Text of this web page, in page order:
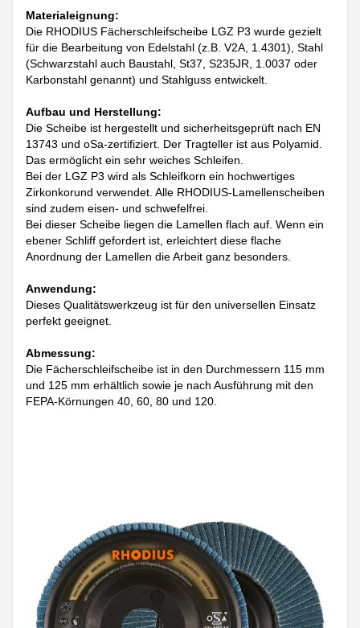
Materialeignung:
Die RHODIUS Fächerschleifscheibe LGZ P3 wurde gezielt
für die Bearbeitung von Edelstahl (z.B. V2A, 1.4301), Stahl
(Schwarzstahl auch Baustahl, St37, S235JR, 1.0037 oder
Karbonstahl genannt) und Stahlguss entwickelt.
Aufbau und Herstellung:
Die Scheibe ist hergestellt und sicherheitsgeprüft nach EN
13743 und oSa-zertifiziert. Der Tragteller ist aus Polyamid.
Das ermöglicht ein sehr weiches Schleifen.
Bei der LGZ P3 wird als Schleifkorn ein hochwertiges
Zirkonkorund verwendet. Alle RHODIUS-Lamellenscheiben
sind zudem eisen- und schwefelfrei.
Bei dieser Scheibe liegen die Lamellen flach auf. Wenn ein
ebener Schliff gefordert ist, erleichtert diese flache
Anordnung der Lamellen die Arbeit ganz besonders.
Anwendung:
Dieses Qualitätswerkzeug ist für den universellen Einsatz
perfekt geeignet.
Abmessung:
Die Fächerschleifscheibe ist in den Durchmessern 115 mm
und 125 mm erhältlich sowie je nach Ausführung mit den
FEPA-Körnungen 40, 60, 80 und 120.